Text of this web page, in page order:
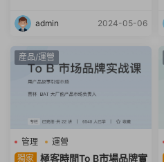
admin 2024-05-06
産品/運營
管理
運營
獨家 極客時間To B市場品牌實